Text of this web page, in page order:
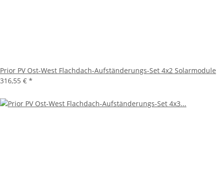
Prior PV Ost-West Flachdach-Aufständerungs-Set 4x2 Solarmodule
316,55 € *